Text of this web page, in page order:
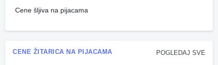
Cene šljiva na pijacama
POGLEDAJ SVE
CENE ŽITARICA NA PIJACAMA